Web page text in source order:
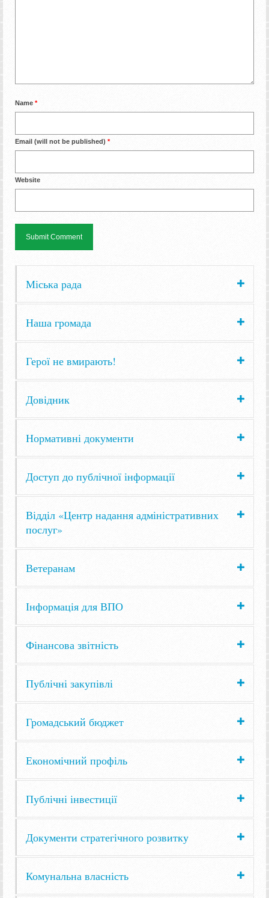
Name *
Email (will not be published) *
Website
Міська рада
Наша громада
Герої не вмирають!
Довідник
Нормативні документи
Доступ до публічної інформації
Відділ «Центр надання адміністративних
послуг»
Ветеранам
Інформація для ВПО
Фінансова звітність
Публічні закупівлі
Громадський бюджет
Економічний профіль
Публічні інвестиції
Документи стратегічного розвитку
Комунальна власність